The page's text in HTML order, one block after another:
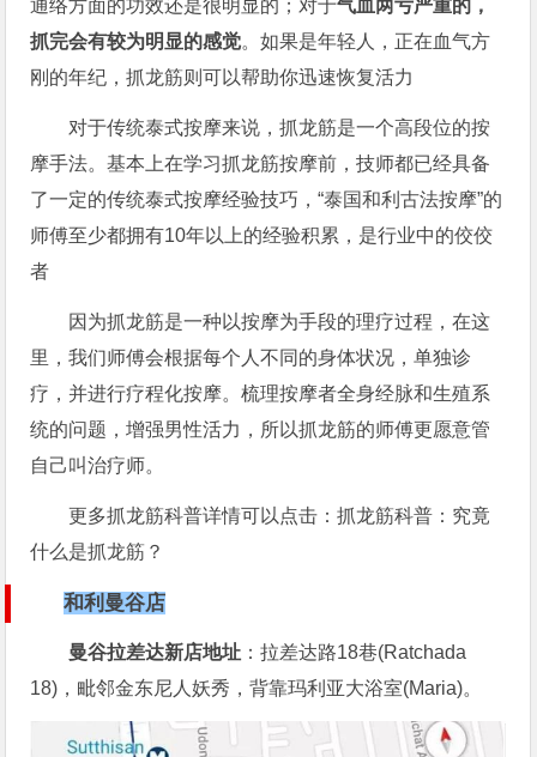
通络方面的功效还是很明显的；对于气血两亏严重的，
抓完会有较为明显的感觉。如果是年轻人，正在血气方
刚的年纪，抓龙筋则可以帮助你迅速恢复活力
对于传统泰式按摩来说，抓龙筋是一个高段位的按
摩手法。基本上在学习抓龙筋按摩前，技师都已经具备
了一定的传统泰式按摩经验技巧，“泰国和利古法按摩”的
师傅至少都拥有10年以上的经验积累，是行业中的佼佼
者
因为抓龙筋是一种以按摩为手段的理疗过程，在这
里，我们师傅会根据每个人不同的身体状况，单独诊
疗，并进行疗程化按摩。梳理按摩者全身经脉和生殖系
统的问题，增强男性活力，所以抓龙筋的师傅更愿意管
自己叫治疗师。
更多抓龙筋科普详情可以点击：抓龙筋科普：究竟
什么是抓龙筋？
和利曼谷店
曼谷拉差达新店地址 ：拉差达路18巷(Ratchada
18)，毗邻金东尼人妖秀，背靠玛利亚大浴室(Maria)。